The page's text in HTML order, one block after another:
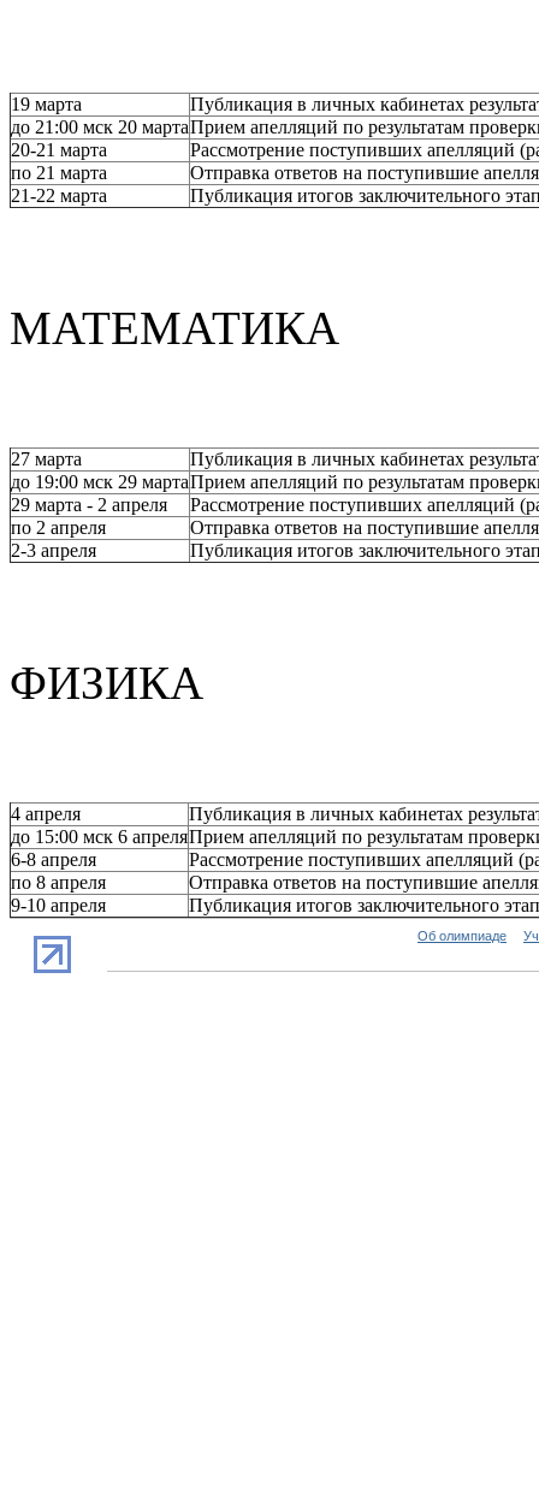
19 марта
Публикация в личных кабинетах
до 21:00 мск 20 мартаПрием апелляций по результатам
20-21 марта
Рассмотрение поступивших апелляций
по 21 марта
Отправка ответов на поступившие
21-22 марта
Публикация итогов заключительного
МАТЕМАТИКА
27 марта
Публикация в личных кабинетах
до 19:00 мск 29 мартаПрием апелляций по результатам
29 марта - 2 апреля
Рассмотрение поступивших апелляций
по 2 апреля
Отправка ответов на поступившие
2-3 апреля
Публикация итогов заключительного
ФИЗИКА
4 апреля
Публикация в личных кабинетах
до 15:00 мск 6 апреляПрием апелляций по результатам
6-8 апреля
Рассмотрение поступивших апелляций
по 8 апреля
Отправка ответов на поступившие
9-10 апреля
Публикация итогов заключительного
Об олимпиаде